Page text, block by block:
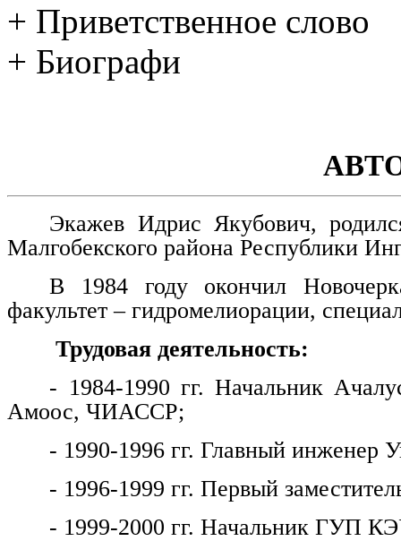
+ Приветственное слово
+ Биографи
Экажев Идрис Якубович,
Малгобекского района Республики
В 1984 году окончил
факультет – гидромелиорации,
Трудовая деятельность:
- 1984-1990 гг. Начальник
Амоос, ЧИАССР;
- 1990-1996 гг. Главный
- 1996-1999 гг. Первый
- 1999-2000 гг. Начальник ГУП